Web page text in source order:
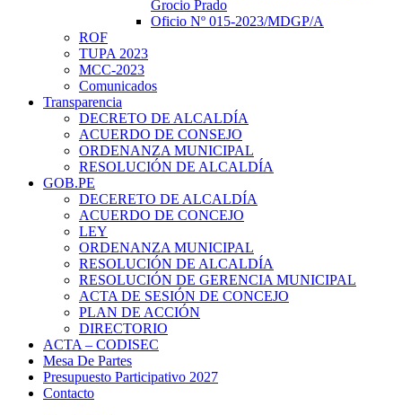
Grocio Prado
Oficio Nº 015-2023/MDGP/A
ROF
TUPA 2023
MCC-2023
Comunicados
Transparencia
DECRETO DE ALCALDÍA
ACUERDO DE CONSEJO
ORDENANZA MUNICIPAL
RESOLUCIÓN DE ALCALDÍA
GOB.PE
DECERETO DE ALCALDÍA
ACUERDO DE CONCEJO
LEY
ORDENANZA MUNICIPAL
RESOLUCIÓN DE ALCALDÍA
RESOLUCIÓN DE GERENCIA MUNICIPAL
ACTA DE SESIÓN DE CONCEJO
PLAN DE ACCIÓN
DIRECTORIO
ACTA – CODISEC
Mesa De Partes
Presupuesto Participativo 2027
Contacto